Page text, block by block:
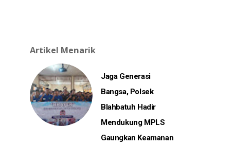
Artikel Menarik
Jaga Generasi
Bangsa, Polsek
Blahbatuh Hadir
Mendukung MPLS
Gaungkan Keamanan